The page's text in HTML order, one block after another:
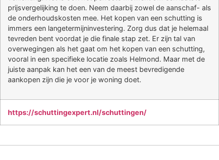
prijsvergelijking te doen. Neem daarbij zowel de aanschaf- als
de onderhoudskosten mee. Het kopen van een schutting is
immers een langetermijninvestering. Zorg dus dat je helemaal
tevreden bent voordat je die finale stap zet. Er zijn tal van
overwegingen als het gaat om het kopen van een schutting,
vooral in een specifieke locatie zoals Helmond. Maar met de
juiste aanpak kan het een van de meest bevredigende
aankopen zijn die je voor je woning doet.
https://schuttingexpert.nl/schuttingen/